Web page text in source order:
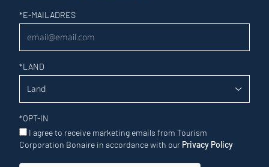
Nieuwsbrief
*E-MAILADRES
*LAND
*OPT-IN
I agree to receive marketing emails from Tourism
Corporation Bonaire in accordance with our Privacy Policy